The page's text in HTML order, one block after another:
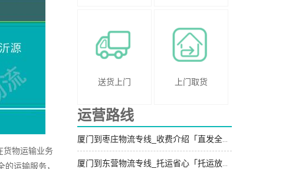
货物运输业务
运输服务，
送货上门 上门取货
运营路线
厦门到枣庄物流专线_收费介绍「直发全境」
厦门到东营物流专线_托运省心「托运放心」